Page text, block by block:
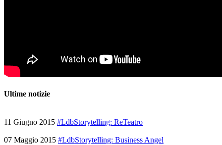
Ultime notizie
11 Giugno 2015 #LdbStorytelling: ReTeatro
07 Maggio 2015 #LdbStorytelling: Business Angel